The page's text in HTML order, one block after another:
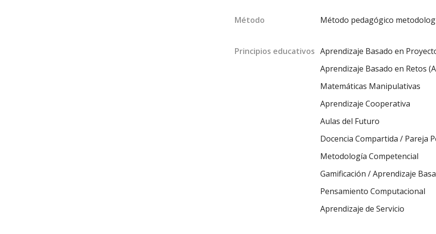
Método Método pedagógico
Principios educativos Aprendizaje Basado en
Aprendizaje Basado en Retos
Matemáticas Manipulativas
Aprendizaje Cooperativa
Aulas del Futuro
Docencia Compartida / Pareja
Metodología Competencial
Gamificación / Aprendizaje
Pensamiento Computacional
Aprendizaje de Servicio